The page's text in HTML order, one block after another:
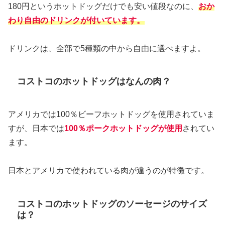
180円というホットドッグだけでも安い値段なのに、 おか
わり自由のドリンクが付いています。
ドリンクは、全部で5種類の中から自由に選べますよ。
コストコのホットドッグはなんの肉？
アメリカでは100％ビーフホットドッグを使用されていま
すが、日本では100％ポークホットドッグが使用 されてい
ます。
日本とアメリカで使われている肉が違うのが特徴です。
コストコのホットドッグのソーセージのサイズ
は？